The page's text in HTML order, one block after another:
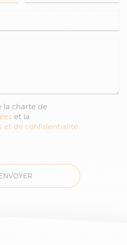
la charte de
et la
et de confidentialité.